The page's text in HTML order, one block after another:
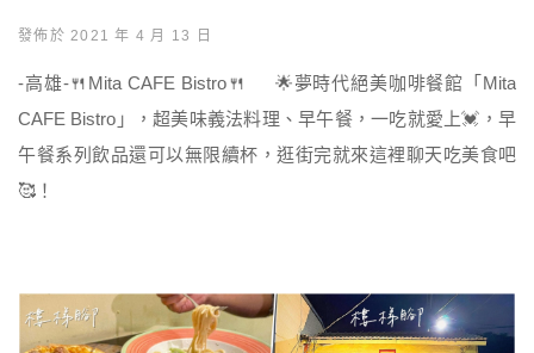
發佈於 2021 年 4 月 13 日
-高雄-🍴Mita CAFE Bistro🍴 🌟夢時代絕美咖啡餐館「Mita
CAFE Bistro」，超美味義法料理、早午餐，一吃就愛上💓，早
午餐系列飲品還可以無限續杯，逛街完就來這裡聊天吃美食吧
🥰！